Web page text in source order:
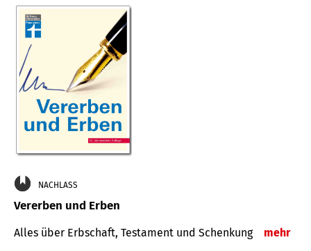
NACHLASS
Vererben und Erben
Alles über Erbschaft, Testament und Schenkung mehr